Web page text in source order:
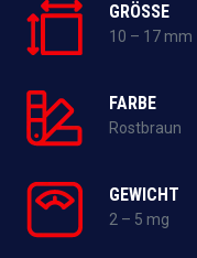
GRÖSSE
10 – 17 mm
FARBE
Rostbraun
GEWICHT
2 – 5 mg